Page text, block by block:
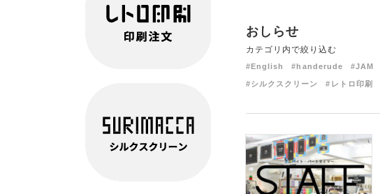
おしらせ
カテゴリ内で絞り込む
#English #handerude #JAM
#シルクスクリーン #レトロ印刷